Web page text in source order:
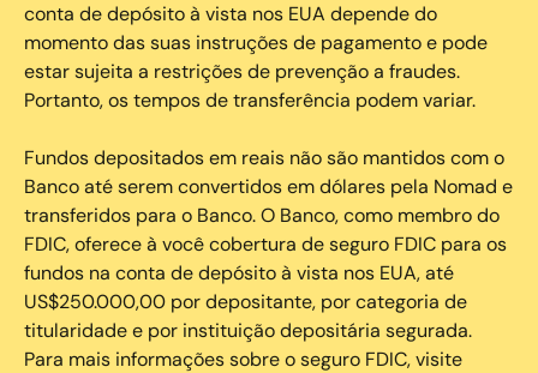
conta de depósito à vista nos EUA depende do
momento das suas instruções de pagamento e pode
estar sujeita a restrições de prevenção a fraudes.
Portanto, os tempos de transferência podem variar.
Fundos depositados em reais não são mantidos com o
Banco até serem convertidos em dólares pela Nomad e
transferidos para o Banco. O Banco, como membro do
FDIC, oferece à você cobertura de seguro FDIC para os
fundos na conta de depósito à vista nos EUA, até
US$250.000,00 por depositante, por categoria de
titularidade e por instituição depositária segurada.
Para mais informações sobre o seguro FDIC, visite